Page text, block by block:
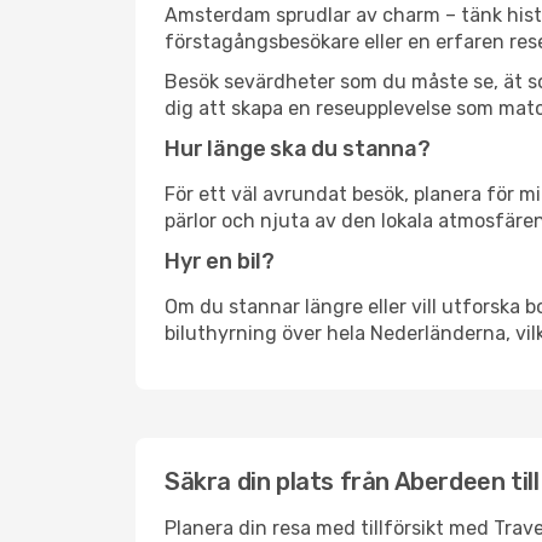
Amsterdam sprudlar av charm – tänk
förstagångsbesökare eller en erfaren
Besök sevärdheter som du måste se, ät
dig att skapa en reseupplevelse som
Hur länge ska du stanna?
För ett väl avrundat besök, planera för
pärlor och njuta av den lokala
Hyr en bil?
Om du stannar längre eller vill utforska
biluthyrning över hela Nederländerna,
Säkra din plats från Aberdeen
Planera din resa med tillförsikt med